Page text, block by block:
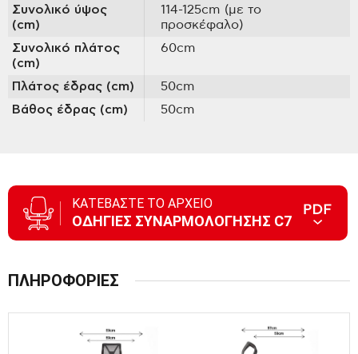
Συνολικό ύψος
(cm)
114-125cm (με το
προσκέφαλο)
Συνολικό πλάτος
(cm)
60cm
Πλάτος έδρας (cm)
50cm
Βάθος έδρας (cm)
50cm
ΚΑΤΕΒΑΣΤΕ ΤΟ ΑΡΧΕΙΟ
ΟΔΗΓΙΕΣ ΣΥΝΑΡΜΟΛΟΓΗΣΗΣ C7
ΠΛΗΡΟΦΟΡΙΕΣ